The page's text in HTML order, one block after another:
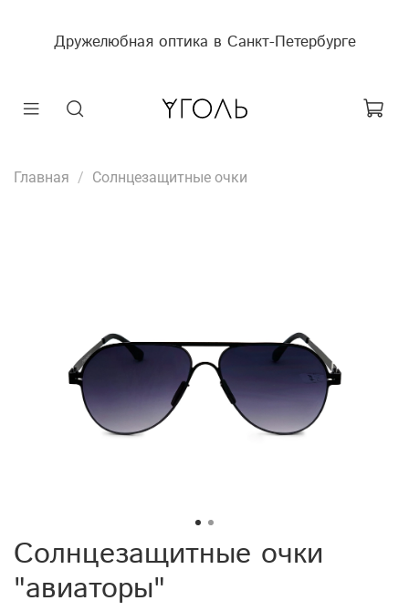
Дружелюбная оптика в Санкт-Петербурге
Главная Солнцезащитные очки
Солнцезащитные очки
"авиаторы"